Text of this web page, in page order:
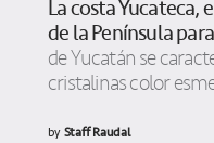
La costa
de la Península
de Yucatán se
cristalinas color
byStaff Raudal